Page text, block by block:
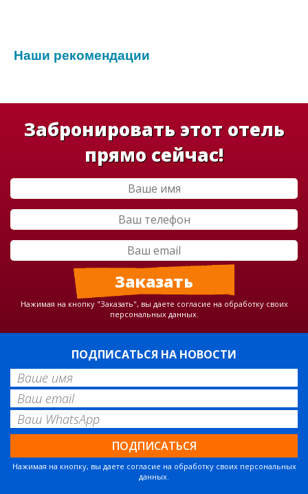
Наши рекомендации
Забронировать этот отель
прямо сейчас!
Нажимая на кнопку "Заказать", вы даете согласие на обработку своих
персональных данных.
ПОДПИСАТЬСЯ НА НОВОСТИ
Нажимая на кнопку, вы даете согласие на обработку своих персональных
данных.